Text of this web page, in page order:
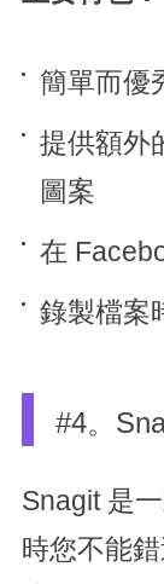
簡單而優
提供額外
圖案
在
錄製檔案
#4。
Snagit 是
時您不能